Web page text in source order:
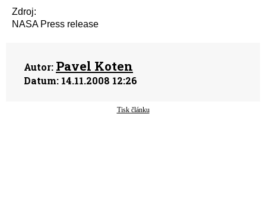
Zdroj:
NASA Press release
Autor: Pavel Koten
Datum: 14.11.2008 12:26
Tisk článku